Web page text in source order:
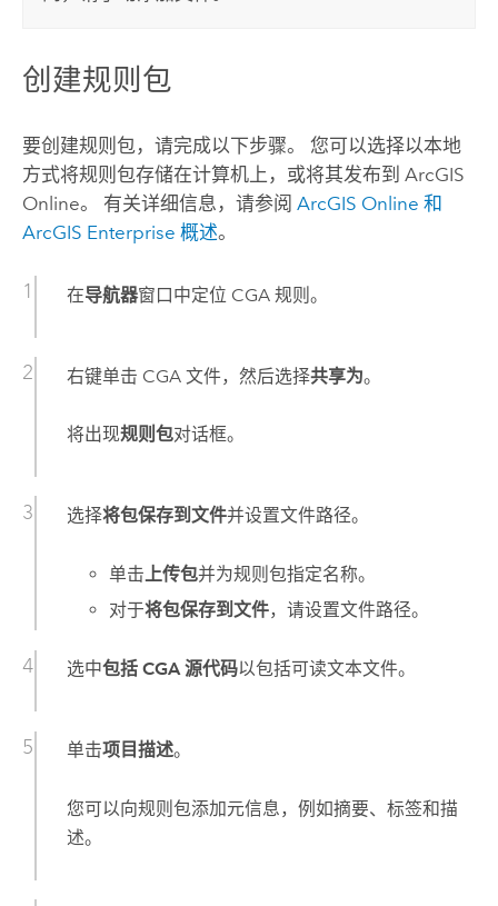
创建规则包
要创建规则包，请完成以下步骤。 您可以选择以本地
方式将规则包存储在计算机上，或将其发布到 ArcGIS
Online。 有关详细信息，请参阅 ArcGIS Online 和
ArcGIS Enterprise 概述。
在导航器窗口中定位 CGA 规则。
右键单击 CGA 文件，然后选择共享为。
将出现规则包对话框。
选择将包保存到文件并设置文件路径。
单击 上传包并为规则包指定名称。
对于将包保存到文件，请设置文件路径。
选中包括 CGA 源代码以包括可读文本文件。
单击项目描述。
您可以向规则包添加元信息，例如摘要、标签和描
述。